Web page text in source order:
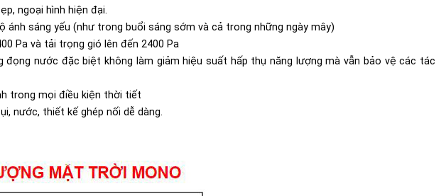
ngoại hình hiện đại.
sáng yếu (như trong buổi sáng sớm và cả trong những ngày mây)
Pa và tải trọng gió lên đến 2400 Pa
nước đặc biệt không làm giảm hiệu suất hấp thụ năng lượng mà vẫn bảo vệ các tác
trong mọi điều kiện thời tiết
nước, thiết kế ghép nối dễ dàng.